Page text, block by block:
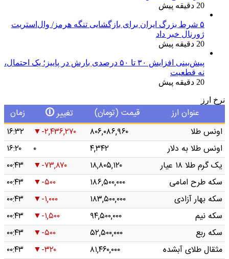
20 دقیقه پیش
۵ شرط بزرگ ایران برای بازگشایی تنگه هرمز/ وال‌استریت
ژورنال خبر داد
20 دقیقه پیش
پیش‌بینی افزایش ۳۰ تا ۵۰ درصدی بارش در پاییز؛ یک احتمال،
نه قطعیت
20 دقیقه پیش
نرخ ارز
عنوان ارز قیمت (تومان) تغییر🛈
زمان
اونس طلا
۸۰۶,۰۸۶,۹۶۰ -۲,۴۳۶,۲۷۰
۱۶:۳۲
اونس طلا به دلار
۴,۳۴۲ ۰
۱۶:۲۰
یک گرم طلا ۱۸ عیار
۱۸,۸۰۵,۱۲۰ -۷۳,۸۷۰
۰۰:۴۳
سکه طرح امامی
۱۸۶,۵۰۰,۰۰۰ -۵۰۰
۰۰:۴۳
سکه بهار آزادی
۱۸۳,۵۰۰,۰۰۰ -۱,۰۰۰
۰۰:۴۳
سکه نیم
۹۴,۵۰۰,۰۰۰ -۱,۵۰۰
۰۰:۴۳
سکه ربع
۵۲,۵۰۰,۰۰۰ -۵۰۰
۰۰:۴۳
مثقال طلای آبشده
۸۱,۴۶۰,۰۰۰ -۳۲۰
۰۰:۴۳